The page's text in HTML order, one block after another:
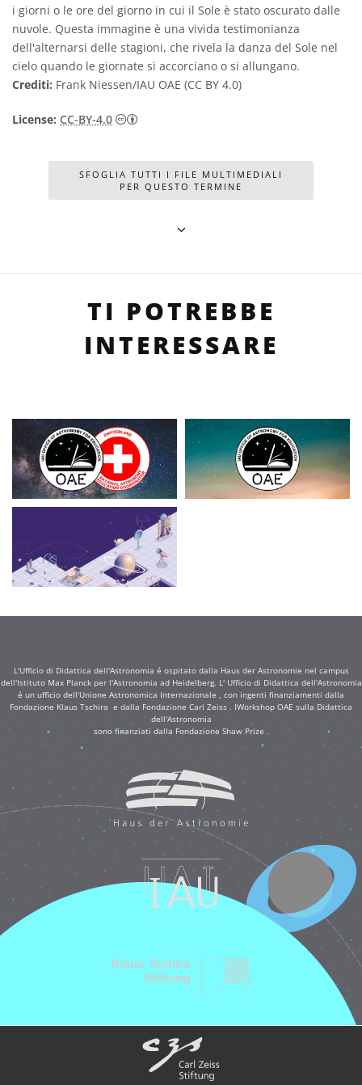
i giorni o le ore del giorno in cui il Sole è stato oscurato dalle
nuvole. Questa immagine è una vivida testimonianza
dell'alternarsi delle stagioni, che rivela la danza del Sole nel
cielo quando le giornate si accorciano o si allungano.
Crediti: Frank Niessen/IAU OAE (CC BY 4.0)
License: CC-BY-4.0 Creative Commons Attribuzione 4.0
SFOGLIA TUTTI I FILE MULTIMEDIALI
PER QUESTO TERMINE
TI POTREBBE
INTERESSARE
L'Ufficio di Didattica dell'Astronomia é ospitato dalla Haus der Astronomie nel campus
dell'Istituto Max Planck per l'Astronomia ad Heidelberg. L' Ufficio di Didattica dell'Astronomia
é un ufficio dell'Unione Astronomica Internazionale , con ingenti finanziamenti dalla
Fondazione Klaus Tschira e dalla Fondazione Carl Zeiss . IWorkshop OAE sulla Didattica
dell'Astronomia
sono finanziati dalla Fondazione Shaw Prize .